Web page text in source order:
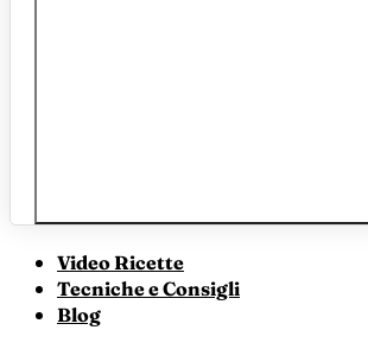
Video Ricette
Tecniche e Consigli
Blog